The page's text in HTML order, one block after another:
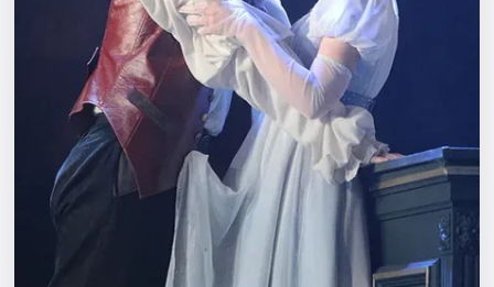
Площадки
Артисты
Рейтинги